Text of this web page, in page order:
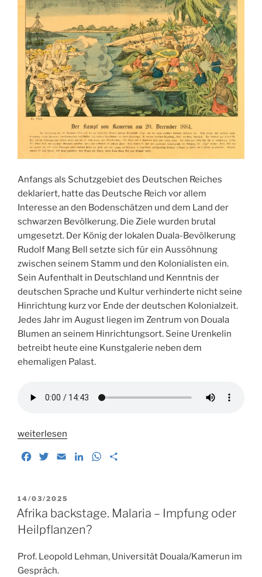
Anfangs als Schutzgebiet des Deutschen Reiches
deklariert, hatte das Deutsche Reich vor allem
Interesse an den Bodenschätzen und dem Land der
schwarzen Bevölkerung. Die Ziele wurden brutal
umgesetzt. Der König der lokalen Duala-Bevölkerung
Rudolf Mang Bell setzte sich für ein Aussöhnung
zwischen seinem Stamm und den Kolonialisten ein.
Sein Aufenthalt in Deutschland und Kenntnis der
deutschen Sprache und Kultur verhinderte nicht seine
Hinrichtung kurz vor Ende der deutschen Kolonialzeit.
Jedes Jahr im August liegen im Zentrum von Douala
Blumen an seinem Hinrichtungsort. Seine Urenkelin
betreibt heute eine Kunstgalerie neben dem
ehemaligen Palast.
„Unterwegs
Douala.“
weiterlesen
e
b
o
o
t
t
e
r
d
W
A
e
n
VERÖFFENTLICHT
AM
14/03/2025
Afrika backstage. Malaria – Impfung oder
Heilpflanzen?
Prof. Leopold Lehman, Universität Douala/Kamerun im
Gespräch.